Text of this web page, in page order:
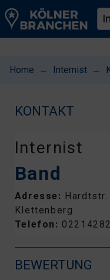
Home Internist
KONTAKT
Internist
Band
Adresse:
Klettenberg
Telefon:
BEWERTUNG